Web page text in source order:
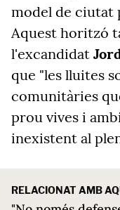
model de ciutat
Aquest horitzó
l'excandidat
que "les lluites
comunitàries
prou vives i
inexistent al
RELACIONAT AMB